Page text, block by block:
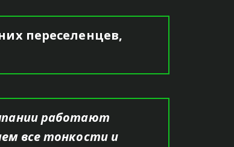
переселенцев,
работают
все тонкости и